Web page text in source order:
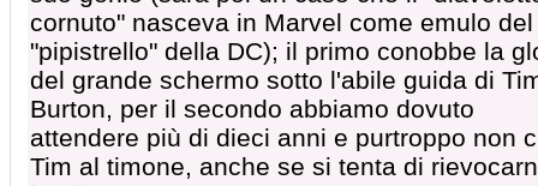
cornuto" nasceva in Marvel come emulo del
"pipistrello" della DC); il primo conobbe la
del grande schermo sotto l'abile guida di
Burton, per il secondo abbiamo dovuto
attendere più di dieci anni e purtroppo non
Tim al timone, anche se si tenta di